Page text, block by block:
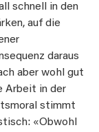
schnell in den
auf die
daraus
aber wohl gut
Arbeit in der
stimmt
«Obwohl